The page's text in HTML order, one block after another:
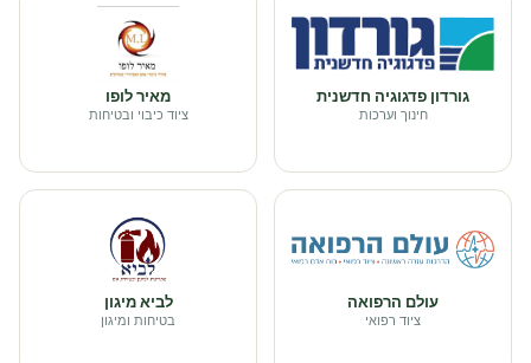
גורדון פדגוגיה חדשנית
חינוך וערכות
מאיר לופו
ציוד כיבוי ובטיחות
עולם הרפואה
ציוד רפואי
לביא מיגון
בטיחות ומיגון